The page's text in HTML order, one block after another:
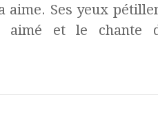
aime. Ses yeux
aimé et le chante